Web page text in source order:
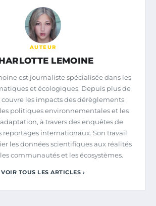
AUTEUR
LEMOINE
est journaliste spécialisée dans les
et écologiques. Depuis plus de
couvre les impacts des dérèglements
politiques environnementales et les
à travers des enquêtes de
reportages internationaux. Son travail
les données scientifiques aux réalités
communautés et les écosystèmes.
VOIR TOUS LES ARTICLES ›